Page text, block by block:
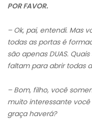
POR FAVOR.
– Ok, pai, entendi. Mas
todas as portas é
são apenas DUAS.
faltam para abrir todas
– Bom, filho, você
muito interessante você
graça haverá?